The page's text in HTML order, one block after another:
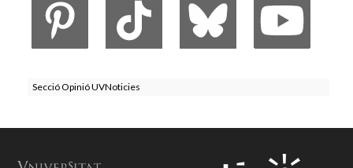
Secció Opinió UVNoticies